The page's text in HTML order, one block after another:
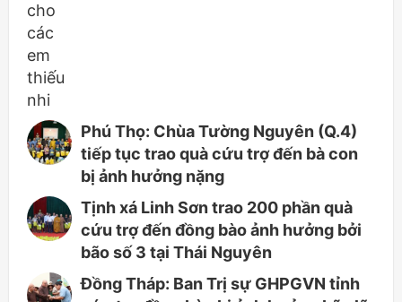
Phú Thọ: Chùa Tường Nguyên (Q.4)
tiếp tục trao quà cứu trợ đến bà con
bị ảnh hưởng nặng
Tịnh xá Linh Sơn trao 200 phần quà
cứu trợ đến đồng bào ảnh hưởng bởi
bão số 3 tại Thái Nguyên
Đồng Tháp: Ban Trị sự GHPGVN tỉnh